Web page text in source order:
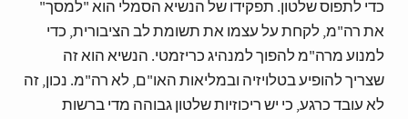
כדי לתפוס שלטון. תפקידו של הנשיא הסמלי הוא "למסך"
את רה"מ, לקחת על עצמו את תשומת לב הציבורית, כדי
למנוע מרה"מ להפוך למנהיג כריזמטי. הנשיא הוא זה
שצריך להופיע בטלויזיה ובמליאות האו"ם, לא רה"מ. נכון, זה
לא עובד כרגע, כי יש ריכוזיות שלטון גבוהה מדי ברשות